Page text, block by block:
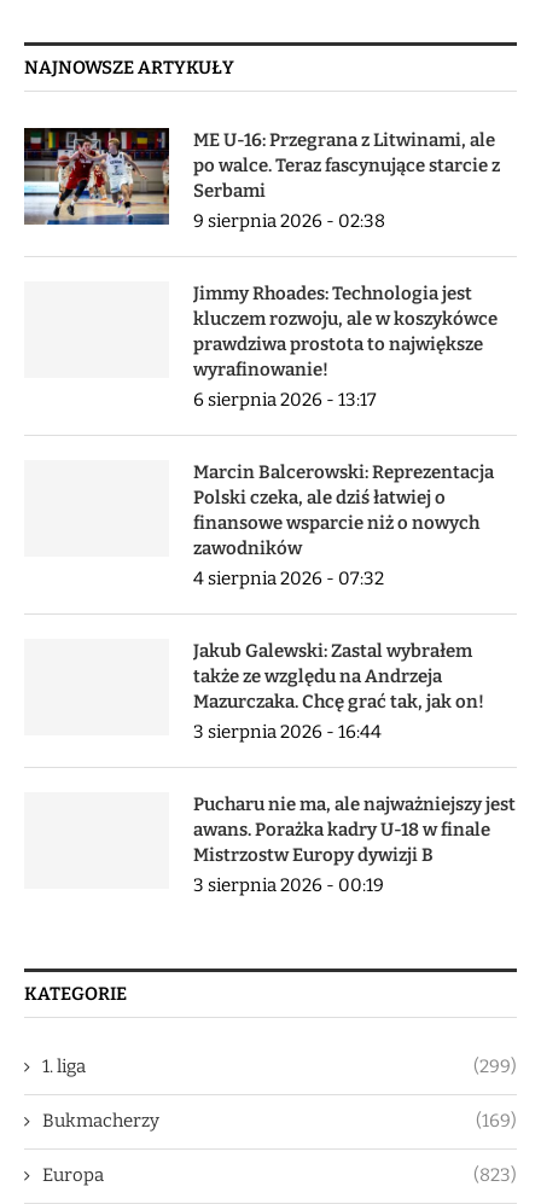
NAJNOWSZE ARTYKUŁY
ME U-16: Przegrana z Litwinami, ale
po walce. Teraz fascynujące starcie z
Serbami
9 sierpnia 2026 - 02:38
Jimmy Rhoades: Technologia jest
kluczem rozwoju, ale w koszykówce
prawdziwa prostota to największe
wyrafinowanie!
6 sierpnia 2026 - 13:17
Marcin Balcerowski: Reprezentacja
Polski czeka, ale dziś łatwiej o
finansowe wsparcie niż o nowych
zawodników
4 sierpnia 2026 - 07:32
Jakub Galewski: Zastal wybrałem
także ze względu na Andrzeja
Mazurczaka. Chcę grać tak, jak on!
3 sierpnia 2026 - 16:44
Pucharu nie ma, ale najważniejszy jest
awans. Porażka kadry U-18 w finale
Mistrzostw Europy dywizji B
3 sierpnia 2026 - 00:19
KATEGORIE
1. liga (299)
Bukmacherzy (169)
Europa (823)